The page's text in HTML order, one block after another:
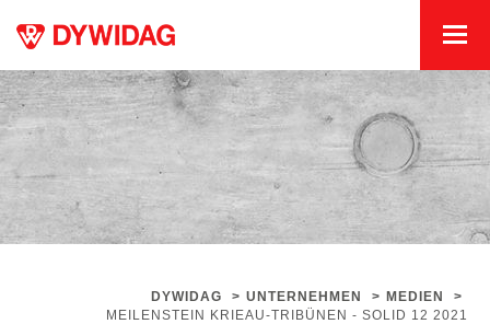
DYWIDAG > UNTERNEHMEN > MEDIEN
>
MEILENSTEIN KRIEAU-TRIBÜNEN - SOLID 12 2021